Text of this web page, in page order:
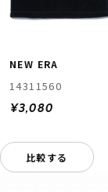
NEW ERA
14311560
¥3,080
比較する